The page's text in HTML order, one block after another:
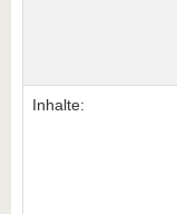
Inhalte: